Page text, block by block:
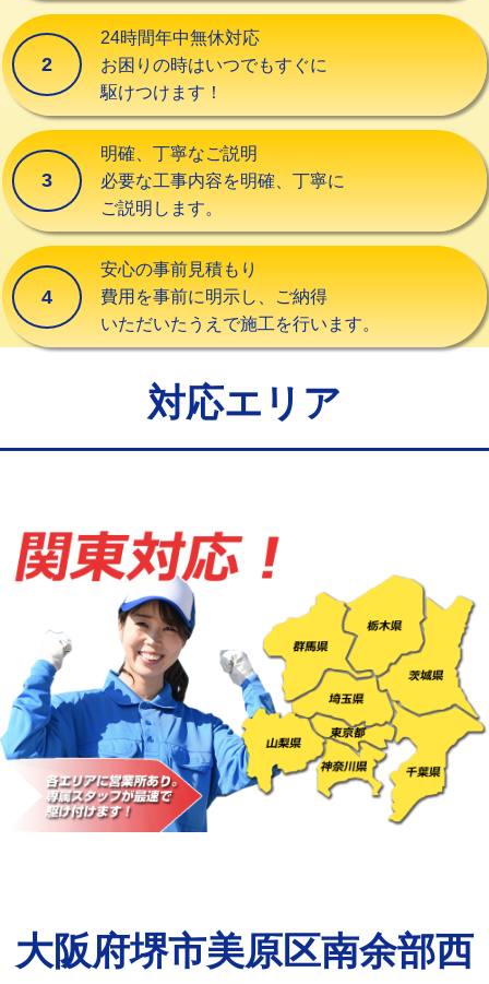
交換・取付(排水栓・排水トラップ
（P/S/ポップアップ））
交換・取付（その他部品）
持込商品取付（単水栓）
持込商品取付（混合水栓） 16,500円
持込商品取付（浄水器・分岐水栓） 16,500円
給水管工事※（ホール加工)
給水管工事※（バンド止め) 3,300円
給水管工事※（保温材使用（バンド止
5,500円
給水管工事※（塩ビ管（VP・HI）使
用/3ｍまで)
給水管工事※（塩ビ管（VP・HI）使
用（追加）/3ｍ超え)
+8,800円
給水管工事※（ライニング鋼管・銅
管・ポリ管・HT管使用/3ｍまで)
44,000円
給水管工事※（ライニング鋼管・銅
管・ポリ管・HT管使用/3ｍ超え)
+8,800円
マス交換（土の掘削・埋め戻し作業）
コンクリート斫り（厚さ10㎝まで） 27,500円
2
24時間年中無休対応
お困りの時はいつでもすぐに
駆けつけます！
3
明確、丁寧なご説明
必要な工事内容を明確、丁寧に
ご説明します。
4
安心の事前見積もり
費用を事前に明示し、ご納得
いただいたうえで施工を行います。
対応エリア
大阪府堺市美原区南余部西